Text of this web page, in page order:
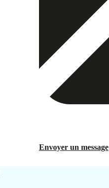
Envoyer un message